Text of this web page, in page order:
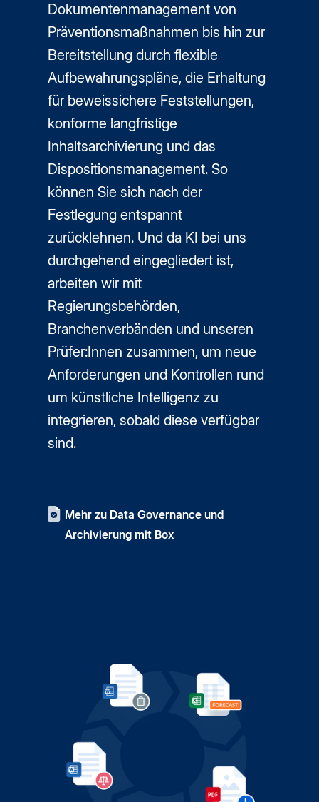
Dokumentenmanagement von
Präventionsmaßnahmen bis hin zur
Bereitstellung durch flexible
Aufbewahrungspläne, die Erhaltung
für beweissichere Feststellungen,
konforme langfristige
Inhaltsarchivierung und das
Dispositionsmanagement. So
können Sie sich nach der
Festlegung entspannt
zurücklehnen. Und da KI bei uns
durchgehend eingegliedert ist,
arbeiten wir mit
Regierungsbehörden,
Branchenverbänden und unseren
Prüfer:Innen zusammen, um neue
Anforderungen und Kontrollen rund
um künstliche Intelligenz zu
integrieren, sobald diese verfügbar
sind.
Mehr zu Data Governance und
Archivierung mit Box